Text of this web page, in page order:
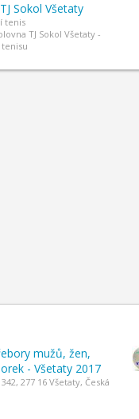
Sokol Všetaty
tenis
TJ Sokol Všetaty -
mužů, žen,
- Všetaty 2017
277 16 Všetaty, Česká